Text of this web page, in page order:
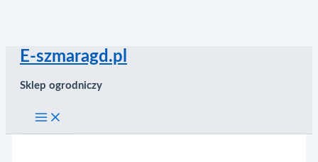
Przejdź
treści
E-szmaragd.pl
Sklep ogrodniczy